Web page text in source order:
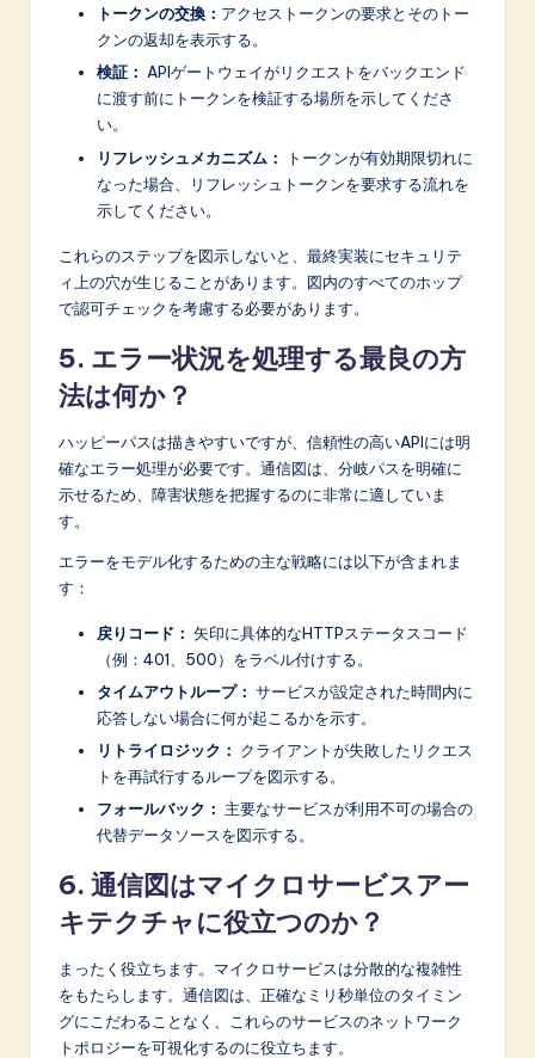
トークンの交換： アクセストークンの要求とそのトー
クンの返却を表示する。
検証： APIゲートウェイがリクエストをバックエンド
に渡す前にトークンを検証する場所を示してくださ
い。
リフレッシュメカニズム：
トークンが有効期限切れに
なった場合、リフレッシュトークンを要求する流れを
示してください。
これらのステップを図示しないと、最終実装にセキュリテ
ィ上の穴が生じることがあります。図内のすべてのホップ
で認可チェックを考慮する必要があります。
5. エラー状況を処理する最良の方
法は何か？
ハッピーパスは描きやすいですが、信頼性の高いAPIには明
確なエラー処理が必要です。通信図は、分岐パスを明確に
示せるため、障害状態を把握するのに非常に適していま
す。
エラーをモデル化するための主な戦略には以下が含まれま
す：
戻りコード： 矢印に具体的なHTTPステータスコード
（例：401、500）をラベル付けする。
タイムアウトループ： サービスが設定された時間内に
応答しない場合に何が起こるかを示す。
リトライロジック： クライアントが失敗したリクエス
トを再試行するループを図示する。
フォールバック： 主要なサービスが利用不可の場合の
代替データソースを図示する。
6. 通信図はマイクロサービスアー
キテクチャに役立つのか？
まったく役立ちます。マイクロサービスは分散的な複雑性
をもたらします。通信図は、正確なミリ秒単位のタイミン
グにこだわることなく、これらのサービスのネットワーク
トポロジーを可視化するのに役立ちます。